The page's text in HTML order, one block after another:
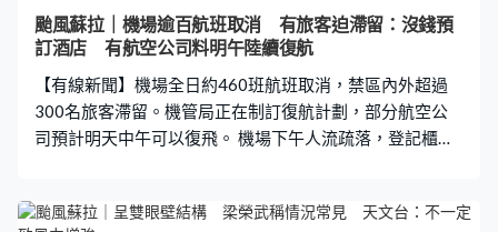
颱風蘇拉｜機場逾百航班取消 有旅客迫滯留：沒錢預
訂酒店 有航空公司料明午陸續復航
【有線新聞】機場全日約460班航班取消，禁區內外超過
300名旅客滯留。機管局正在制訂復航計劃，部分航空公
司預計明天中午可以復飛。 機場下午人流疏落，登記櫃位
Haden：「我們不知道（取消），但現在知道了，不過現